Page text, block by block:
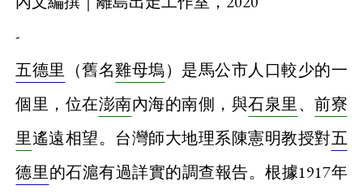
-
五德里
（舊名雞母塢）是馬公市人口較少的一
個里，位在澎南內海的南側，與石泉里、前寮
里遙遠相望。台灣師大地理系陳憲明教授對五
德里的石滬有過詳實的調查報告。根據1917年